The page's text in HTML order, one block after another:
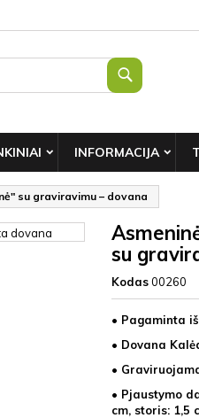
INFORMACIJA
su graviravimu – dovana
su
Kodas00260
• Pagaminta
• Dovana
•
• Pjaustymo
cm, storis: 1,5